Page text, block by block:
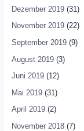
Dezember 2019(31)
November 2019(22)
September 2019(9)
August 2019(3)
Juni 2019(12)
Mai 2019(31)
April 2019(2)
November 2018(7)